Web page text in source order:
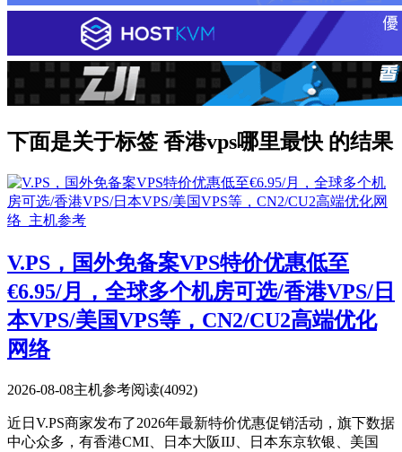
下面是关于标签 香港vps哪里最快 的结果
V.PS，国外免备案VPS特价优惠低至
€6.95/月，全球多个机房可选/香港VPS/日
本VPS/美国VPS等，CN2/CU2高端优化
网络
2026-08-08主机参考阅读(4092)
近日V.PS商家发布了2026年最新特价优惠促销活动，旗下数据
中心众多，有香港CMI、日本大阪IIJ、日本东京软银、美国